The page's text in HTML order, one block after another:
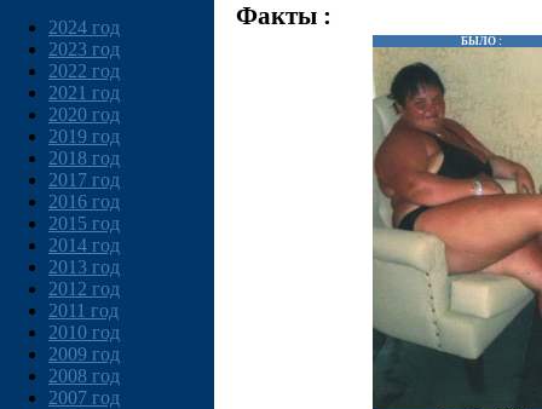
2024 год
2023 год
2022 год
2021 год
2020 год
2019 год
2018 год
2017 год
2016 год
2015 год
2014 год
2013 год
2012 год
2011 год
2010 год
2009 год
2008 год
2007 год
Факты :
БЫЛО :